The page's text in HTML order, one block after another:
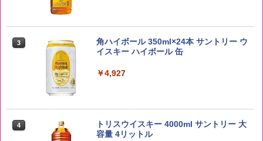
米 5kg
らめき 5kg 令和7年産
3
角ハイボール 350ml×24本 サントリー ウ
イスキー ハイボール 缶
￥4,927
4
トリスウイスキー 4000ml サントリー 大
容量 4リットル